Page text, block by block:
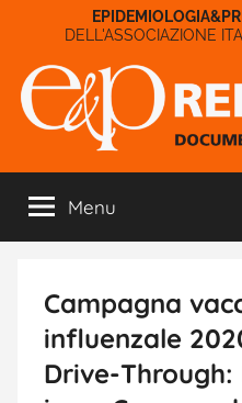
contenuto
DELL'ASSOCIAZIONE
E&P
Repository
Menu
Campagna
influenzale
Drive-